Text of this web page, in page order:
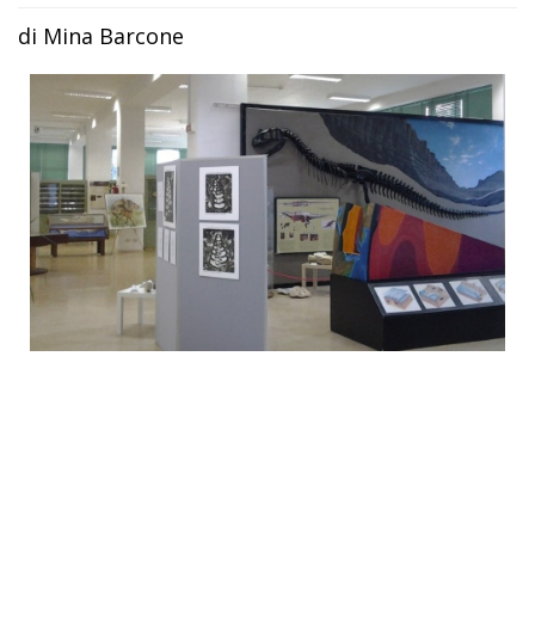
di Mina Barcone